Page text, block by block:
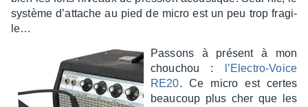
système d’at­tache au pied de micro est un peu trop fragi­
le…
Passons à présent à mon
chou­chou :
l’Elec­tro-Voice
RE20. Ce micro est certes
beau­coup plus cher que les